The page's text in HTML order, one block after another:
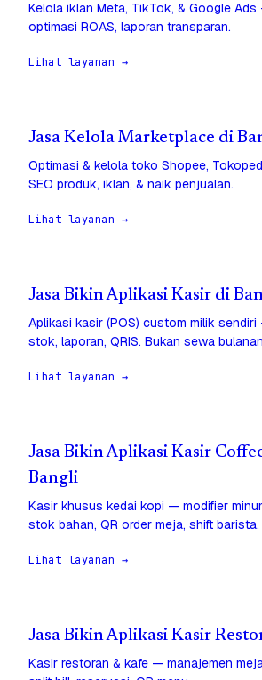
Kelola iklan Meta, TikTok, & Google
optimasi ROAS, laporan transparan.
Lihat layanan →
Jasa Kelola Marketplace di
Optimasi & kelola toko Shopee,
SEO produk, iklan, & naik penjualan.
Lihat layanan →
Jasa Bikin Aplikasi Kasir di
Aplikasi kasir (POS) custom milik
stok, laporan, QRIS. Bukan sewa
Lihat layanan →
Jasa Bikin Aplikasi Kasir
Bangli
Kasir khusus kedai kopi — modifier
stok bahan, QR order meja, shift barista.
Lihat layanan →
Jasa Bikin Aplikasi Kasir
Kasir restoran & kafe — manajemen